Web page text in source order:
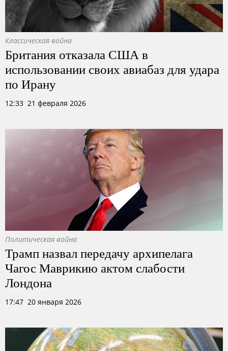
Классическая война
Британия отказала США в
использовании своих авиабаз для удара
по Ирану
12:33 21 февраля 2026
Политическая война
Трамп назвал передачу архипелага
Чагос Маврикию актом слабости
Лондона
17:47 20 января 2026